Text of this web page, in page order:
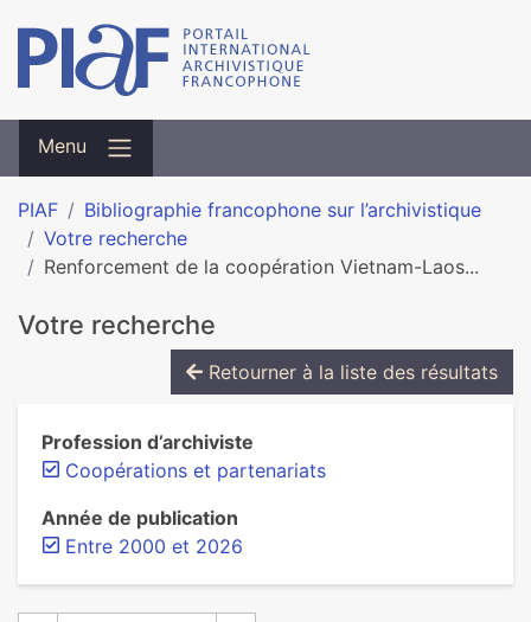
Menu
PIAF
Bibliographie francophone sur l’archivistique
Votre recherche
Renforcement de la coopération Vietnam-Laos...
Votre recherche
Retourner à la liste des résultats
Profession d’archiviste
Coopérations et partenariats
Année de publication
Entre 2000 et 2026